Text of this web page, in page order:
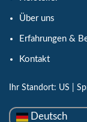
Über uns
Erfahrungen &
Kontakt
Ihr Standort: US |
Deutsch